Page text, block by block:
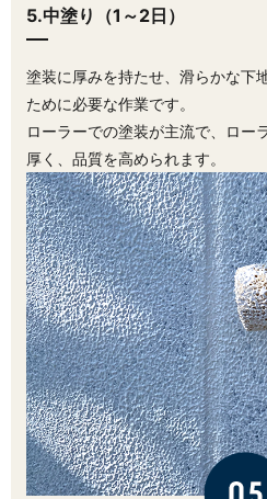
5.中塗り（1～2日）
塗装に厚みを持たせ、滑らかな下
ために必要な作業です。
ローラーでの塗装が主流で、ロー
厚く、品質を高められます。